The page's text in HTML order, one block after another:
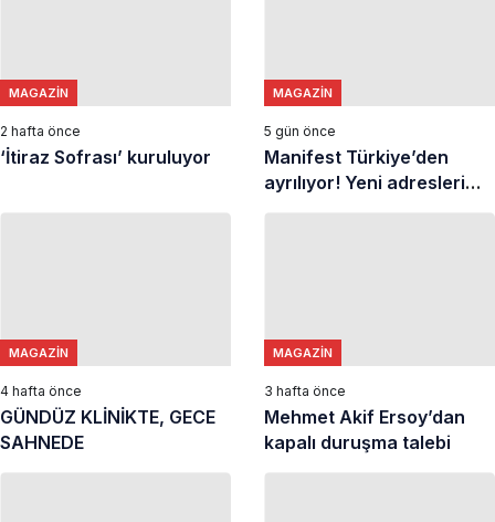
MAGAZIN
2 hafta önce
‘İtiraz Sofrası’ kuruluyor
MAGAZIN
5 gün önce
Manifest Türkiye’den
ayrılıyor! Yeni adresleri
MAGAZIN
4 hafta önce
GÜNDÜZ KLİNİKTE, GECE
SAHNEDE
MAGAZIN
3 hafta önce
Mehmet Akif Ersoy’dan
kapalı duruşma talebi